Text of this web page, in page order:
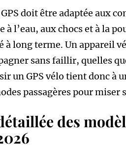
doit être adaptée aux
à l’eau, aux chocs et à la
à long terme. Un appareil
sans faillir, quelles
un GPS vélo tient donc à
passagères pour
des